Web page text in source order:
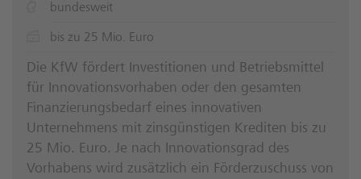
bundesweit
bis zu 25 Mio. Euro
Die KfW fördert Investitionen und Betriebsmittel
für Innovationsvorhaben oder den gesamten
Finanzierungsbedarf eines innovativen
Unternehmens mit zinsgünstigen Krediten bis zu
25 Mio. Euro. Je nach Innovationsgrad des
Vorhabens wird zusätzlich ein Förderzuschuss von